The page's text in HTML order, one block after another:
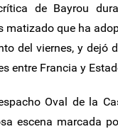
de Bayrou
matizado que ha
del viernes, y
entre Francia y
Oval de la
escena marcada